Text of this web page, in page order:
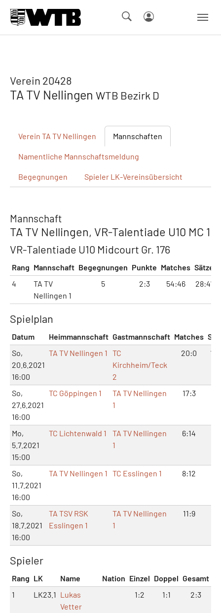
Verein 20428
TA TV Nellingen WTB Bezirk D
Verein TA TV Nellingen Mannschaften
Namentliche Mannschaftsmeldung
Begegnungen Spieler LK-Vereinsübersicht
Mannschaft
TA TV Nellingen, VR-Talentiade U10 MC 1
VR-Talentiade U10 Midcourt Gr. 176
Rang Mannschaft Begegnungen Punkte Matches Sätze
4
TA TV
Nellingen 1
5 2:3 54:46 28:41
Spielplan
Datum Heimmannschaft Gastmannschaft Matches
So,
20.6.2021
16:00
TA TV Nellingen 1
TC
Kirchheim/Teck
2
20:0
So,
27.6.2021
16:00
TC Göppingen 1
TA TV Nellingen
1
17:3
Mo,
5.7.2021
15:00
TC Lichtenwald 1
TA TV Nellingen
1
6:14
So,
11.7.2021
16:00
TA TV Nellingen 1 TC Esslingen 1 8:12
So,
18.7.2021
16:00
TA TSV RSK
Esslingen 1
TA TV Nellingen
1
11:9
Spieler
Rang LK Name Nation Einzel Doppel Gesamt
1
LK23.1 Lukas
Vetter
1:2 1:1 2:3